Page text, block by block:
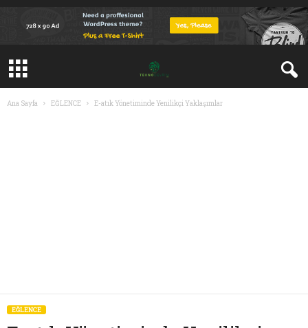
Ana Sayfa EĞLENCE E-atık Yönetiminde Yenilikçi Yaklaşımlar
EĞLENCE